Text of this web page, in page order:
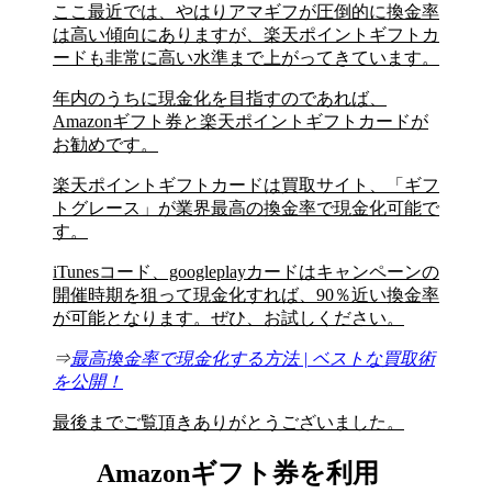
ここ最近では、やはりアマギフが圧倒的に換金率
は高い傾向にありますが、楽天ポイントギフトカ
ードも非常に高い水準まで上がってきています。
年内のうちに現金化を目指すのであれば、
Amazonギフト券と楽天ポイントギフトカードが
お勧めです。
楽天ポイントギフトカードは買取サイト、「ギフ
トグレース」が業界最高の換金率で現金化可能で
す。
iTunesコード、googleplayカードはキャンペーンの
開催時期を狙って現金化すれば、90％近い換金率
が可能となります。ぜひ、お試しください。
⇒最高換金率で現金化する方法 | ベストな買取術
を公開！
最後までご覧頂きありがとうございました。
Amazonギフト券を利用